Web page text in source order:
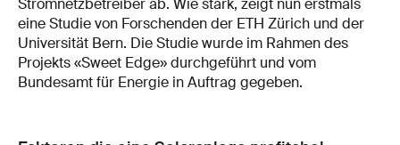
eine Studie von Forschenden der ETH Zürich und der
Universität Bern. Die Studie wurde im Rahmen des
Projekts «Sweet Edge» durchgeführt und vom
Bundesamt für Energie in Auftrag gegeben.